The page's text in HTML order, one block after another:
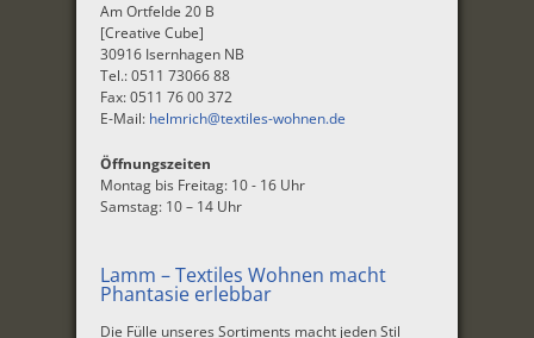
Am Ortfelde 20 B
[Creative Cube]
30916 Isernhagen NB
Tel.: 0511 73066 88
Fax: 0511 76 00 372
E-Mail: helmrich@textiles-wohnen.de
Öffnungszeiten
Montag bis Freitag: 10 - 16 Uhr
Samstag: 10 – 14 Uhr
Lamm – Textiles Wohnen macht
Phantasie erlebbar
Die Fülle unseres Sortiments macht jeden Stil